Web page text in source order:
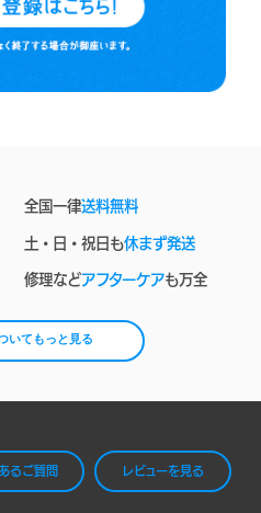
全国一律送料無料
土・日・祝日も休まず発送
修理などアフターケアも万全
いてもっと見る
るご質問 レビューを見る